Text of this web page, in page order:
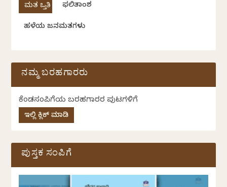
ಫಲಿತಾಂಶ
ಹಳೆಯ ಜನಮತಗಳು
ನಮ್ಮ ಬರಹಗಾರರು
ಕೆಂಡಸಂಪಿಗೆಯ ಬರಹಗಾರರ ಪುಟಗಳಿಗೆ
ಇಲ್ಲಿ ಕ್ಲಿಕ್ ಮಾಡಿ
ಪುಸ್ತಕ ಸಂಪಿಗೆ